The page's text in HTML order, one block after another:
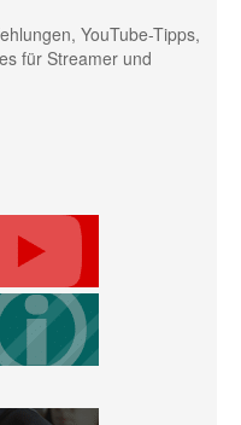
YouTube-Tipps,
für Streamer und